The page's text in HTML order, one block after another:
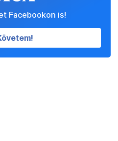
Facebookon is!